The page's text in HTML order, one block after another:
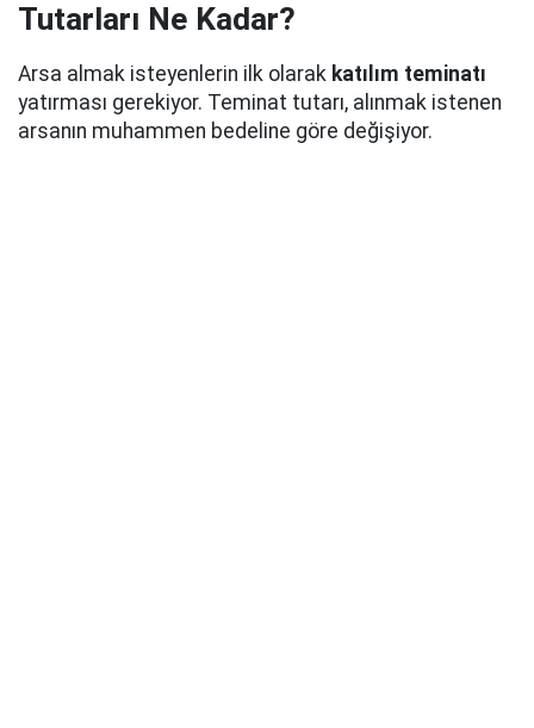
Tutarları Ne Kadar?
Arsa almak isteyenlerin ilk olarak katılım teminatı
yatırması gerekiyor. Teminat tutarı, alınmak istenen
arsanın muhammen bedeline göre değişiyor.